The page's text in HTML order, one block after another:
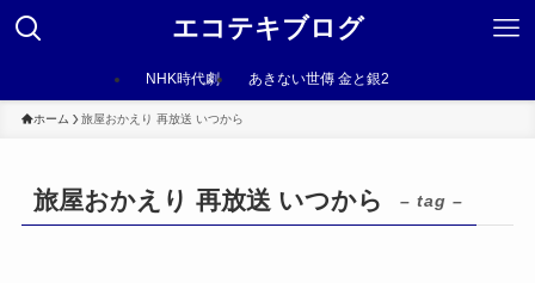
エコテキブログ
NHK時代劇 あきない世傳 金と銀2
ホーム 旅屋おかえり 再放送 いつから
旅屋おかえり 再放送 いつから – tag –